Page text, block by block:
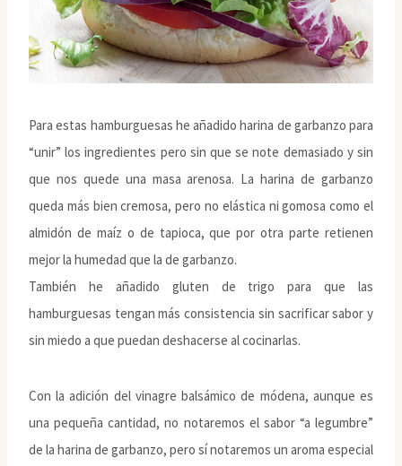
Para estas hamburguesas he añadido harina de garbanzo para
“unir” los ingredientes pero sin que se note demasiado y sin
que nos quede una masa arenosa. La harina de garbanzo
queda más bien cremosa, pero no elástica ni gomosa como el
almidón de maíz o de tapioca, que por otra parte retienen
mejor la humedad que la de garbanzo.
También he añadido gluten de trigo para que las
hamburguesas tengan más consistencia sin sacrificar sabor y
sin miedo a que puedan deshacerse al cocinarlas.
Con la adición del vinagre balsámico de módena, aunque es
una pequeña cantidad, no notaremos el sabor “a legumbre”
de la harina de garbanzo, pero sí notaremos un aroma especial